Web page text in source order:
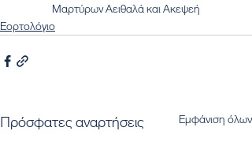
Μαρτύρων Αειθαλά και Ακεψεή
Εορτολόγιο
Πρόσφατες αναρτήσεις Εμφάνιση όλων